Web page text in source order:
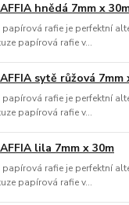
hnědá 7mm x
papírová rafie je perfektní
papírová rafie v...
sytě růžová 7mm
papírová rafie je perfektní
papírová rafie v...
lila 7mm x 30m
papírová rafie je perfektní
papírová rafie v...